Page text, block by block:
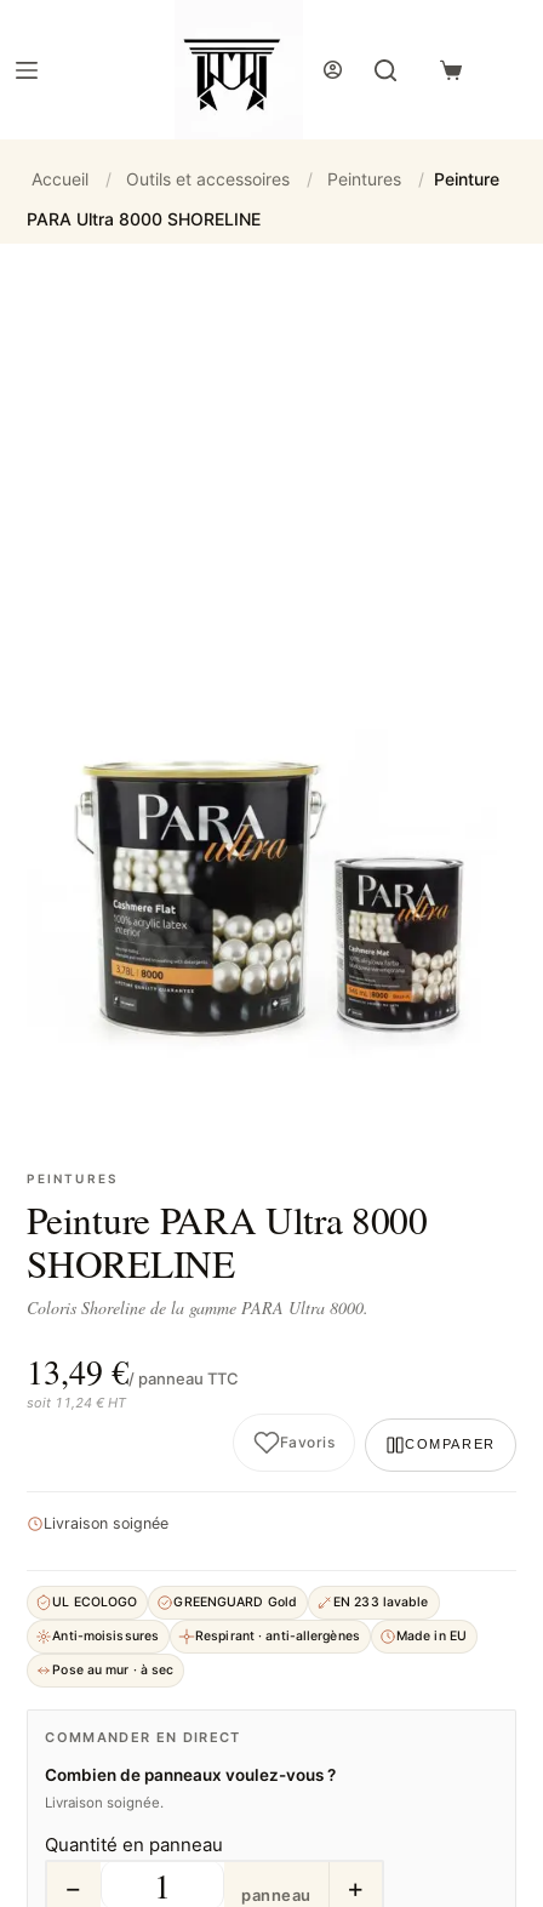
Panier
Accueil / Outils et accessoires / Peintures / Peinture
PARA Ultra 8000 SHORELINE
PEINTURES
Peinture PARA Ultra 8000
SHORELINE
Coloris Shoreline de la gamme PARA Ultra 8000.
13,49 €/ panneau TTC
soit 11,24 € HT
Favoris COMPARER
Livraison soignée
UL ECOLOGO GREENGUARD Gold EN 233 lavable
Anti-moisissures Respirant · anti-allergènes Made in EU
Pose au mur · à sec
COMMANDER EN DIRECT
Combien de panneaux voulez-vous ?
Livraison soignée.
Quantité en panneau
− panneau +